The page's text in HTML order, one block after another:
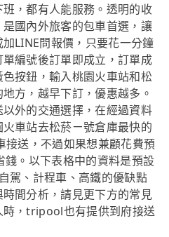
，都有人能服務。透明的收
國內外旅客的包車首選，讓
LINE問報價，只要花一分鐘
編號後訂單即成立，訂單成
按鈕，輸入桃園火車站和松
方，越早下訂，優惠越多。
外的交通選擇，在經過資料
車站去松菸ㄧ號倉庫最快的
送，不過如果想兼顧花費預
。以下表格中的資料是預設
駕、計程車、高鐵的優缺點
間分析，請見更下方的常見
時，tripool也有提供到府接送